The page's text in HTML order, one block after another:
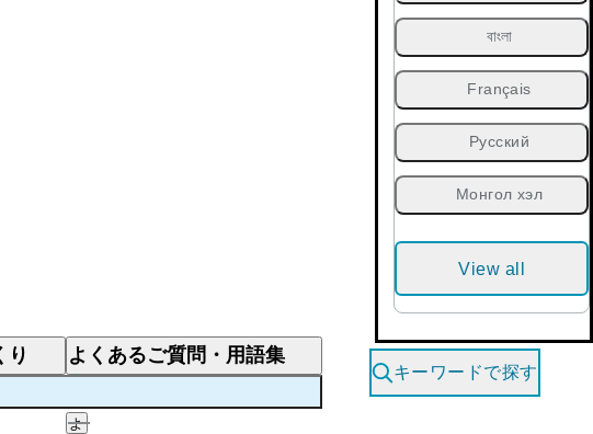
বাংলা
Français
Русский
Монгол хэл
View all
り よくあるご質問・用語集
よ
キーワードで探す